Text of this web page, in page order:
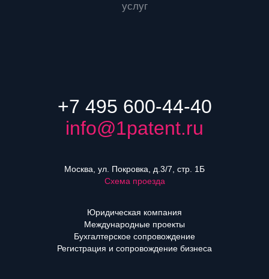
услуг
+7 495 600-44-40
info@1patent.ru
Москва, ул. Покровка, д.3/7, стр. 1Б
Схема проезда
Юридическая компания
Международные проекты
Бухгалтерское сопровождение
Регистрация и сопровождение бизнеса